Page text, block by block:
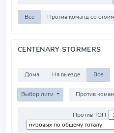
Все
CENTENARY STORMERS
Дома На выезде Все
Выбор лиги
Против ТОП-